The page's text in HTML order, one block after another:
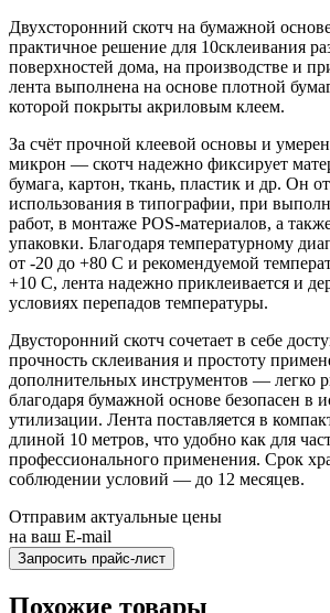
Двухсторонний скотч на бумажной
практичное решение для 10склеивания
поверхностей дома, на производстве и
лента выполнена на основе плотной
которой покрыты акриловым клеем.
За счёт прочной клеевой основы и
микрон — скотч надежно фиксирует
бумага, картон, ткань, пластик и др. Он
использования в типографии, при
работ, в монтаже POS-материалов, а
упаковки. Благодаря температурному
от -20 до +80 C и рекомендуемой
+10 C, лента надежно приклеивается и
условиях перепадов температуры.
Двусторонний скотч сочетает в себе
прочность склеивания и простоту
дополнительных инструментов — легко
благодаря бумажной основе безопасен в
утилизации. Лента поставляется в
длиной 10 метров, что удобно как для
профессионального применения. Срок
соблюдении условий — до 12 месяцев.
Отправим актуальные цены
на ваш E-mail
Похожие товары